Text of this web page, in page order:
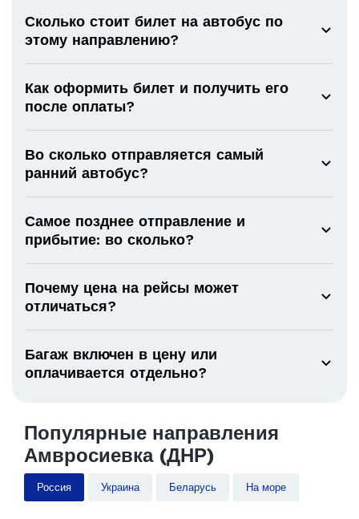
Сколько стоит билет на автобус по
этому направлению?
Как оформить билет и получить его
после оплаты?
Во сколько отправляется самый
ранний автобус?
Самое позднее отправление и
прибытие: во сколько?
Почему цена на рейсы может
отличаться?
Багаж включен в цену или
оплачивается отдельно?
Популярные направления
Амвросиевка (ДНР)
Россия Украина Беларусь На море